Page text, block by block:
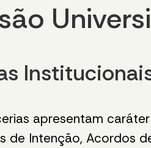
apresentam
de Intenção, Acordos